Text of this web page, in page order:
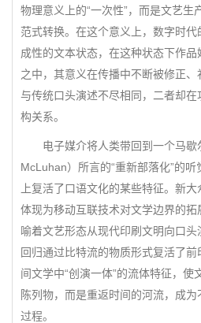
物理意义上的“一次性”，而是文艺生
范式转换。在这个意义上，数字时
成性的文本状态，在这种状态下作
之中，其意义在传播中不断被修正
与传统口头演述不尽相同，二者却
构关系。
电子媒介将人类带回到一个马歇
McLuhan）所言的“重新部落化”的
上复活了口语文化的某些特征。新
体现为移动互联技术对文学边界的
喻着文艺形态从现代印刷文明向口
回归通过比特流的物质形式复活了
间文学中“创演一体”的流体特征，使
陈列物，而是重返时间的河流，成
过程。